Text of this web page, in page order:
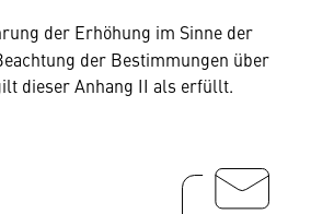
der Erhöhung im Sinne der
der Bestimmungen über
dieser Anhang II als erfüllt.